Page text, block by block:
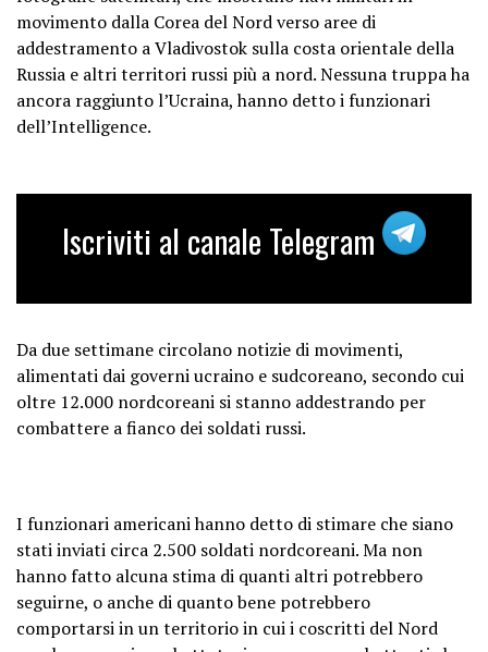
movimento dalla Corea del Nord verso aree di
addestramento a Vladivostok sulla costa orientale della
Russia e altri territori russi più a nord. Nessuna truppa ha
ancora raggiunto l’Ucraina, hanno detto i funzionari
dell’Intelligence.
Iscriviti al canale Telegram
Da due settimane circolano notizie di movimenti,
alimentati dai governi ucraino e sudcoreano, secondo cui
oltre 12.000 nordcoreani si stanno addestrando per
combattere a fianco dei soldati russi.
I funzionari americani hanno detto di stimare che siano
stati inviati circa 2.500 soldati nordcoreani. Ma non
hanno fatto alcuna stima di quanti altri potrebbero
seguirne, o anche di quanto bene potrebbero
comportarsi in un territorio in cui i coscritti del Nord